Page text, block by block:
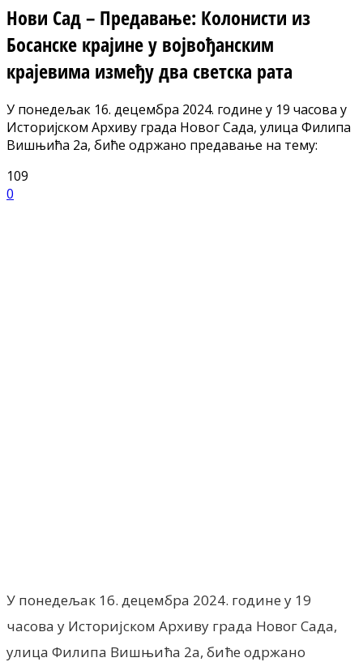
Нови Сад – Предавање: Колонисти из
Босанске крајине у војвођанским
крајевима између два светска рата
У понедељак 16. децембра 2024. године у 19 часова у
Историјском Архиву града Новог Сада, улица Филипа
Вишњића 2а, биће одржано предавање на тему:
109
0
У понедељак 16. децембра 2024. године у 19
часова у Историјском Архиву града Новог Сада,
улица Филипа Вишњића 2а, биће одржано